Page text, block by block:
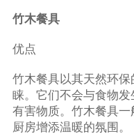
竹木餐具
优点
竹木餐具以其天然环
睐。它们不会与食物
有害物质。竹木餐具
厨房增添温暖的氛围。